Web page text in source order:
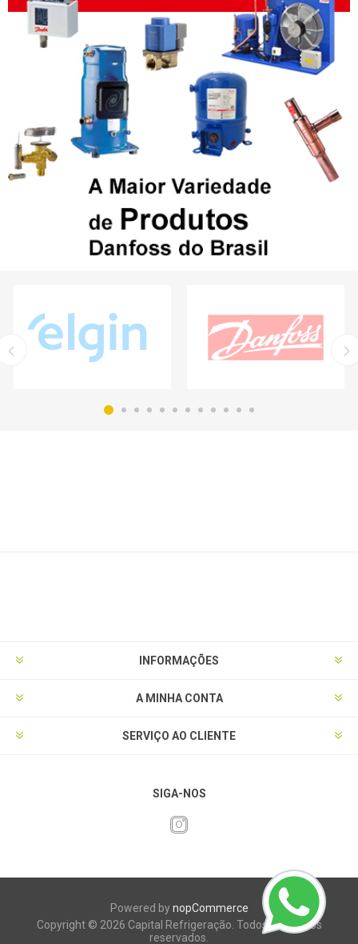
INFORMAÇÕES
A MINHA CONTA
SERVIÇO AO CLIENTE
SIGA-NOS
Powered bynopCommerce
Copyright © 2026 Capital Refrigeração. Todos os direitos
reservados.